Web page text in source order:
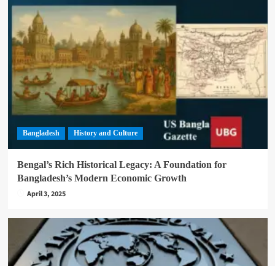
Bangladesh History and Culture
Bengal’s Rich Historical Legacy: A Foundation for
Bangladesh’s Modern Economic Growth
April 3, 2025